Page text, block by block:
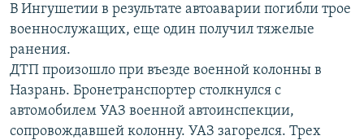
поиску
КАВКАЗ.РЕАЛИИ
СЕВЕР.РЕАЛИИ
СИБИРЬ.РЕАЛИИ
РАСПИСАНИЕ ВЕЩАНИЯ
ПОДПИШИТЕСЬ НА РАССЫЛКУ
В Ингушетии в результате автоаварии погибли трое
военнослужащих, еще один получил тяжелые
ранения.
ДТП произошло при въезде военной колонны в
Назрань. Бронетранспортер столкнулся с
автомобилем УАЗ военной автоинспекции,
сопровождавшей колонну. УАЗ загорелся. Трех